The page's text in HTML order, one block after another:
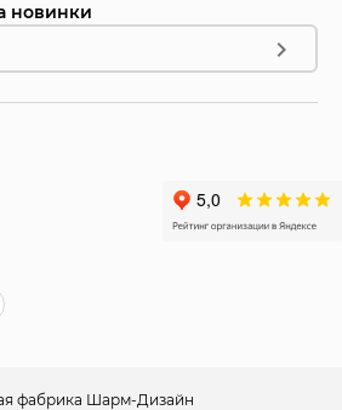
новинки
фабрика Шарм-Дизайн